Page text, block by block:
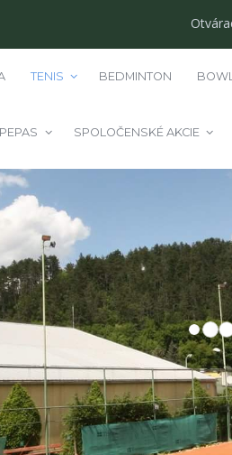
TENIS BEDMINTON
SPOLOČENSKÉ AKCIE